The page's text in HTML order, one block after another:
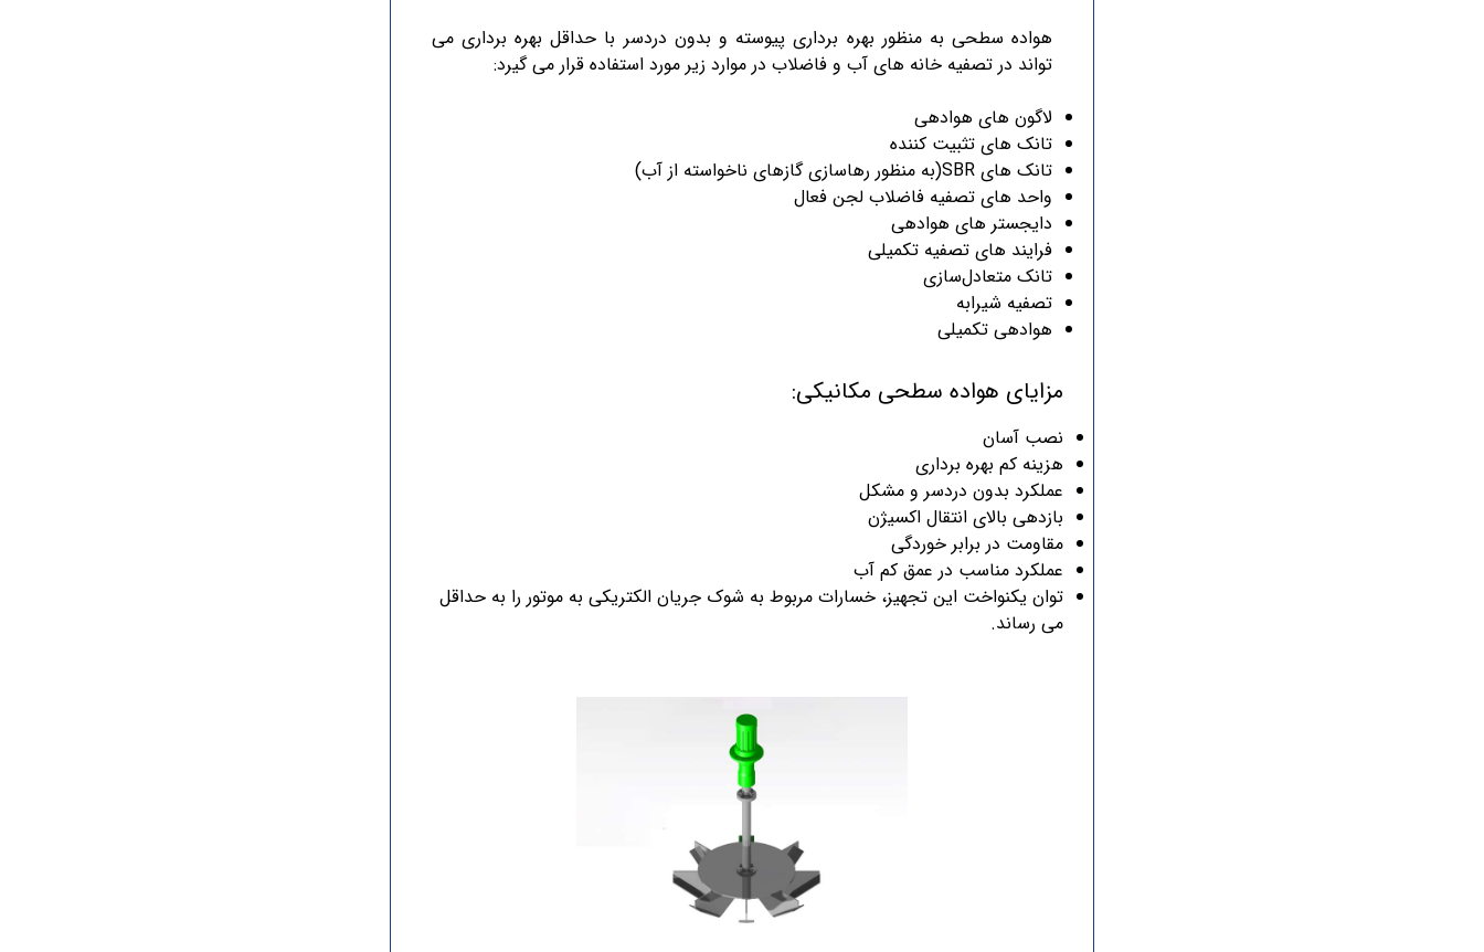
هواده سطحی به منظور بهره برداری پیوسته و بدون دردسر با حداقل بهره برداری می
تواند در تصفیه خانه های آب و فاضلاب در موارد زیر مورد استفاده قرار می گیرد:
لاگون های هوادهی
تانک های تثبیت کننده
تانک های SBR(به منظور رهاسازی گازهای ناخواسته از آب)
واحد های تصفیه فاضلاب لجن فعال
دایجستر های هوادهی
فرایند های تصفیه تکمیلی
تانک متعادل‌سازی
تصفیه شیرابه
هوادهی تکمیلی
مزایای هواده سطحی مکانیکی:
نصب آسان
هزینه کم بهره برداری
عملکرد بدون دردسر و مشکل
بازدهی بالای انتقال اکسیژن
مقاومت در برابر خوردگی
عملکرد مناسب در عمق کم آب
توان یکنواخت این تجهیز، خسارات مربوط به شوک جریان الکتریکی به موتور را به حداقل
می رساند.